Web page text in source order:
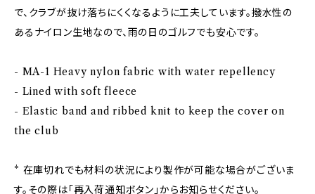
で、クラブが抜け落ちにくくなるように工夫しています。撥水性の
あるナイロン生地なので、雨の日のゴルフでも安心です。
- MA-1 Heavy nylon fabric with water repellency
- Lined with soft fleece
- Elastic band and ribbed knit to keep the cover on
the club
* 在庫切れでも材料の状況により製作が可能な場合がございま
す。その際は「再入荷通知ボタン」からお知らせください。